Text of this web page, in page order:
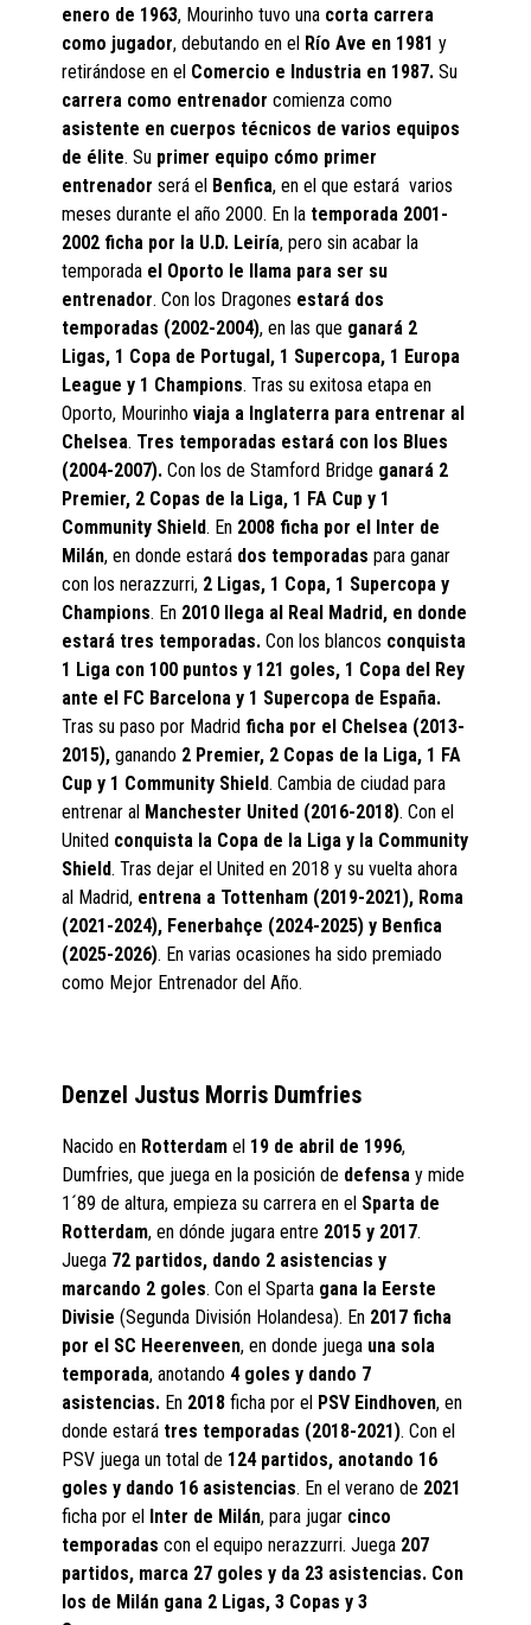
enero de 1963, Mourinho tuvo una corta carrera
como jugador, debutando en el Río Ave en 1981 y
retirándose en el Comercio e Industria en 1987. Su
carrera como entrenador comienza como
asistente en cuerpos técnicos de varios equipos
de élite. Su primer equipo cómo primer
entrenador será el Benfica, en el que estará varios
meses durante el año 2000. En la temporada 2001-
2002 ficha por la U.D. Leiría, pero sin acabar la
temporada el Oporto le llama para ser su
entrenador. Con los Dragones estará dos
temporadas (2002-2004), en las que ganará 2
Ligas, 1 Copa de Portugal, 1 Supercopa, 1 Europa
League y 1 Champions. Tras su exitosa etapa en
Oporto, Mourinhoviaja a Inglaterra para entrenar al
Chelsea. Tres temporadas estará con los Blues
(2004-2007). Con los de Stamford Bridge ganará 2
Premier, 2 Copas de la Liga, 1 FA Cup y 1
Community Shield. En 2008 ficha por el Inter de
Milán, en donde estará dos temporadas para ganar
con los nerazzurri, 2 Ligas, 1 Copa, 1 Supercopa y
Champions. En 2010 llega al Real Madrid, en donde
estará tres temporadas. Con los blancos conquista
1 Liga con 100 puntos y 121 goles, 1 Copa del Rey
ante el FC Barcelona y 1 Supercopa de España.
Tras su paso por Madrid ficha por el Chelsea (2013-
2015), ganando 2 Premier, 2 Copas de la Liga, 1 FA
Cup y 1 Community Shield. Cambia de ciudad para
entrenar al Manchester United (2016-2018). Con el
United conquista la Copa de la Liga y la Community
Shield. Tras dejar el United en 2018 y su vuelta ahora
al Madrid, entrena a Tottenham (2019-2021), Roma
(2021-2024), Fenerbahçe (2024-2025) y Benfica
(2025-2026). En varias ocasiones ha sido premiado
como Mejor Entrenador del Año.
Denzel Justus Morris Dumfries
Nacido en Rotterdam el 19 de abril de 1996,
Dumfries, que juega en la posición de defensa y mide
1´89 de altura, empieza su carrera en el Sparta de
Rotterdam, en dónde jugara entre 2015 y 2017.
Juega 72 partidos, dando 2 asistencias y
marcando 2 goles. Con el Sparta gana la Eerste
Divisie (Segunda División Holandesa). En 2017 ficha
por el SC Heerenveen, en donde juega una sola
temporada, anotando 4 goles y dando 7
asistencias. En 2018 ficha por el PSV Eindhoven, en
donde estará tres temporadas (2018-2021). Con el
PSV juega un total de 124 partidos, anotando 16
goles y dando 16 asistencias. En el verano de 2021
ficha por el
Inter de Milán, para jugar cinco
temporadas con el equipo nerazzurri. Juega 207
partidos, marca 27 goles y da 23 asistencias. Con
los de Milán gana 2 Ligas, 3 Copas y 3